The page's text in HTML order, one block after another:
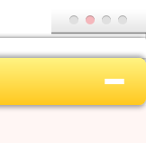
制網